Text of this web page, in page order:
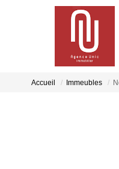
Accueil Immeubles